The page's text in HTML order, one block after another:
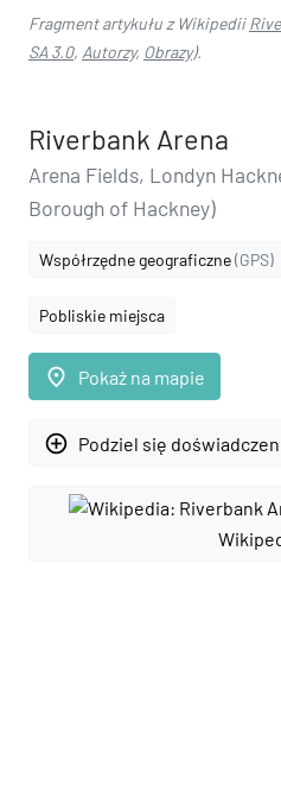
Fragment artykułu z Wikipedii
SA 3.0, Autorzy, Obrazy).
Riverbank Arena
Arena Fields, Londyn
Borough of Hackney)
Współrzędne geograficzne(GPS)
Pobliskie miejsca
place Pokaż na mapie
add_circle_outline Podziel się